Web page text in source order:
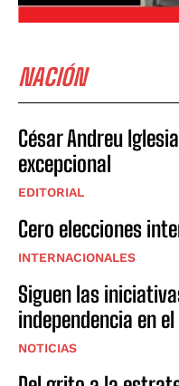
NACIÓN
César Andreu
excepcional
EDITORIAL
Cero elecciones
INTERNACIONALES
Siguen las
independencia en
NOTICIAS